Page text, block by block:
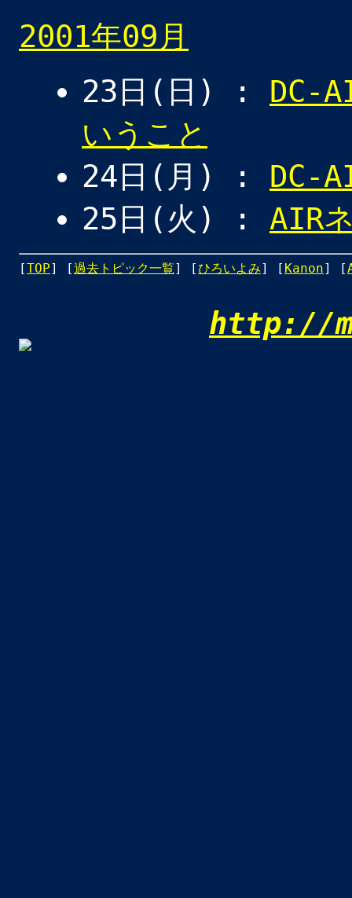
2001年09月
23日(日) : DC-
いうこと
24日(月) : DC-
25日(火) : AIR
[TOP] [過去トピック一覧] [ひろいよみ] [ Kanon] [
http://